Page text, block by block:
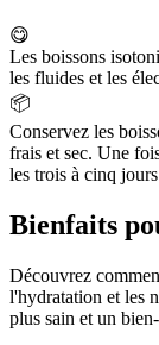
😋
Les boissons
les fluides et les
📦
Conservez les
frais et sec. Une
les trois à cinq
Bienfaits
Découvrez
l'hydratation et les
plus sain et un